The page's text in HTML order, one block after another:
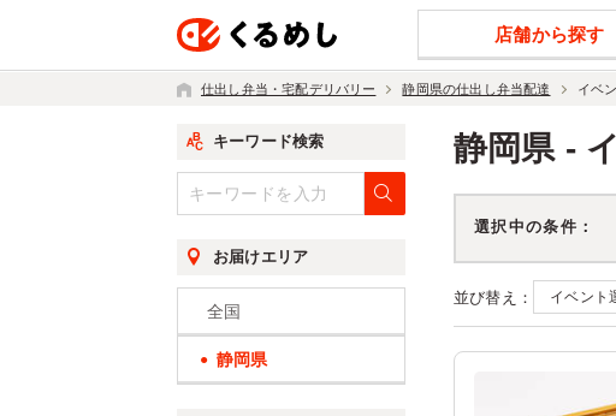
店舗から探す
仕出し弁当・宅配デリバリー 静岡県の仕出し弁当配達 イベ
静岡県 -
選択中の条件：
並び替え：
キーワード検索
お届けエリア
全国
静岡県